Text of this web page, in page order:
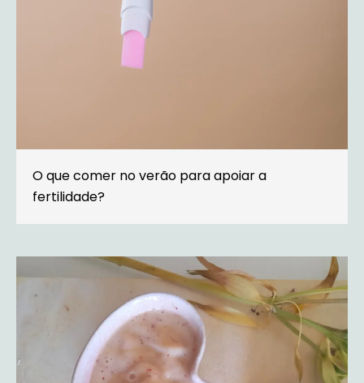
O que comer no verão para apoiar a
fertilidade?